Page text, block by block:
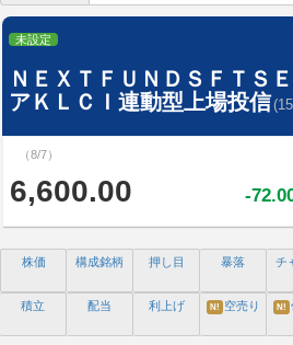
未設定
ＮＥＸＴＦＵＮＤＳＦＴＳ
アＫＬＣＩ連動型上場投信
（8/7）
6,600.00 -
株価 構成銘柄 押し目 暴落 チ
積立 配当 利上げ N! 空売り N!